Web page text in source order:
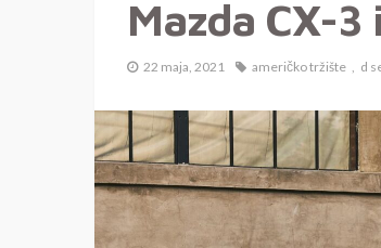
Mazda CX-
22 maja, 2021 američko tržište d